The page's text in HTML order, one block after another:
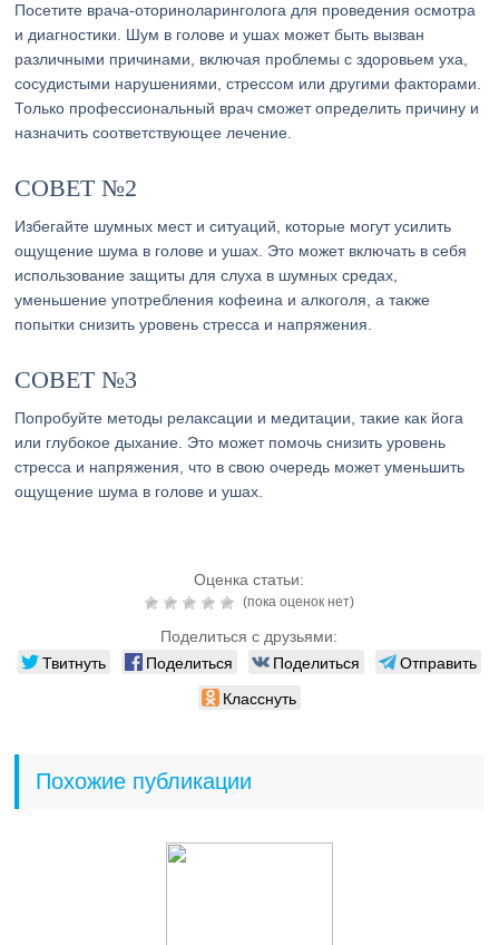
Посетите врача-оториноларинголога для проведения осмотра
и диагностики. Шум в голове и ушах может быть вызван
различными причинами, включая проблемы с здоровьем уха,
сосудистыми нарушениями, стрессом или другими факторами.
Только профессиональный врач сможет определить причину и
назначить соответствующее лечение.
СОВЕТ №2
Избегайте шумных мест и ситуаций, которые могут усилить
ощущение шума в голове и ушах. Это может включать в себя
использование защиты для слуха в шумных средах,
уменьшение употребления кофеина и алкоголя, а также
попытки снизить уровень стресса и напряжения.
СОВЕТ №3
Попробуйте методы релаксации и медитации, такие как йога
или глубокое дыхание. Это может помочь снизить уровень
стресса и напряжения, что в свою очередь может уменьшить
ощущение шума в голове и ушах.
Оценка статьи:
(пока оценок нет)
Поделиться с друзьями:
Твитнуть Поделиться Поделиться
Отправить
Класснуть
Похожие публикации